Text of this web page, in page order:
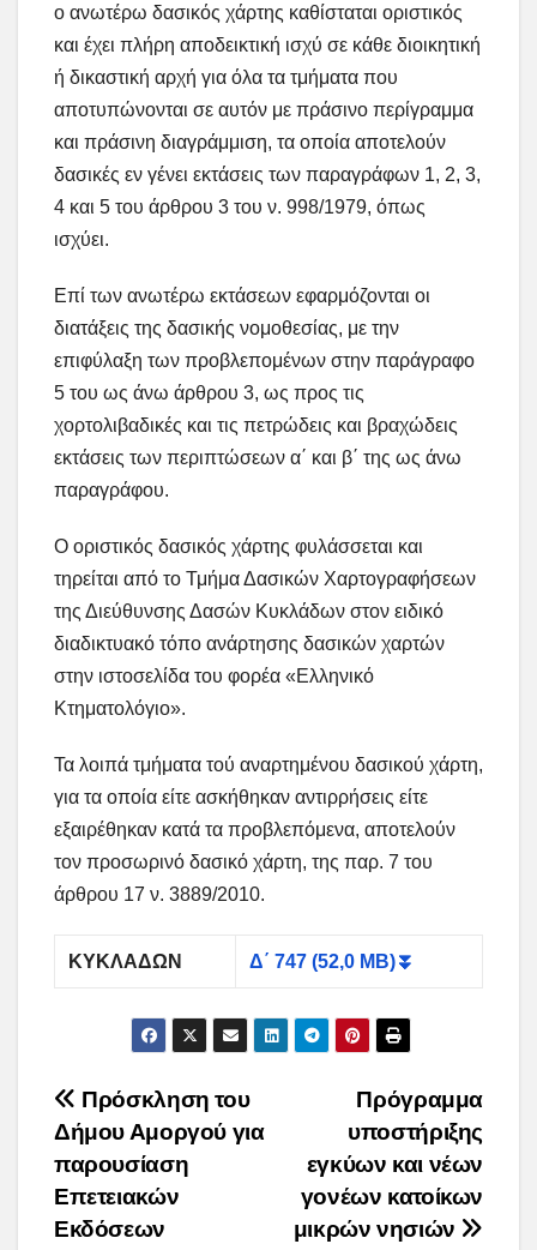
ο ανωτέρω δασικός χάρτης καθίσταται οριστικός
και έχει πλήρη αποδεικτική ισχύ σε κάθε διοικητική
ή δικαστική αρχή για όλα τα τμήματα που
αποτυπώνονται σε αυτόν με πράσινο περίγραμμα
και πράσινη διαγράμμιση, τα οποία αποτελούν
δασικές εν γένει εκτάσεις των παραγράφων 1, 2, 3,
4 και 5 του άρθρου 3 του ν. 998/1979, όπως
ισχύει.
Επί των ανωτέρω εκτάσεων εφαρμόζονται οι
διατάξεις της δασικής νομοθεσίας, με την
επιφύλαξη των προβλεπομένων στην παράγραφο
5 του ως άνω άρθρου 3, ως προς τις
χορτολιβαδικές και τις πετρώδεις και βραχώδεις
εκτάσεις των περιπτώσεων α΄ και β΄ της ως άνω
παραγράφου.
Ο οριστικός δασικός χάρτης φυλάσσεται και
τηρείται από το Τμήμα Δασικών Χαρτογραφήσεων
της Διεύθυνσης Δασών Κυκλάδων στον ειδικό
διαδικτυακό τόπο ανάρτησης δασικών χαρτών
στην ιστοσελίδα του φορέα «Ελληνικό
Κτηματολόγιο».
Τα λοιπά τμήματα τού αναρτημένου δασικού χάρτη,
για τα οποία είτε ασκήθηκαν αντιρρήσεις είτε
εξαιρέθηκαν κατά τα προβλεπόμενα, αποτελούν
τον προσωρινό δασικό χάρτη, της παρ. 7 του
άρθρου 17 ν. 3889/2010.
ΚΥΚΛΑΔΩΝ Δ΄ 747 (52,0 MB)⏬
Post
navigation
Πρόγραμμα
υποστήριξης
εγκύων και νέων
γονέων κατοίκων
μικρών νησιών
Πρόσκληση του
Δήμου Αμοργού για
παρουσίαση
Επετειακών
Εκδόσεων